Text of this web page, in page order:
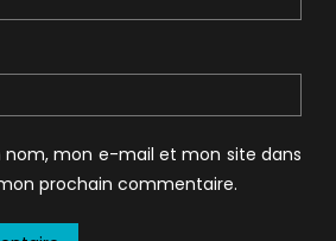
nom, mon e-mail et mon site dans
prochain commentaire.